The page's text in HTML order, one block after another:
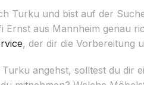
Turku und bist auf der
aus Mannheim genau
, der dir die Vorbereitung
angehst, solltest du dir